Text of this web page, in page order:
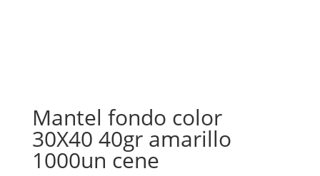
Mantel fondo color
30X40 40gr amarillo
1000un cene